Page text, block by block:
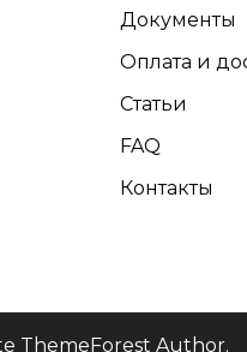
Документы
Оплата и
Статьи
FAQ
Контакты
ThemeForest Author.